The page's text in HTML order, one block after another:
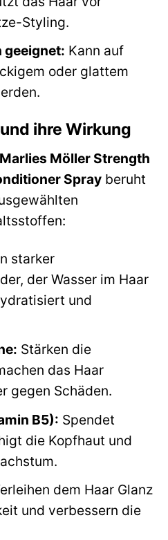
Styling.
geeignet: Kann auf
oder glattem
ihre Wirkung
Marlies Möller Strength
Spray beruht
starker
der Wasser im Haar
und
Stärken die
das Haar
gegen Schäden.
B5): Spendet
die Kopfhaut und
dem Haar Glanz
und verbessern die